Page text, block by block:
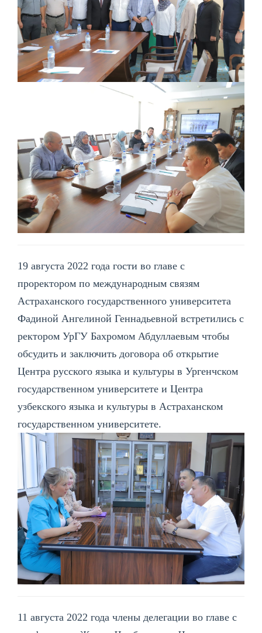
19 августа 2022 года гости во главе с
проректором по международным связям
Астраханского государственного университета
Фадиной Ангелиной Геннадьевной встретились с
ректором УрГУ Бахромом Абдуллаевым чтобы
обсудить и заключить договора об открытие
Центра русского языка и культуры в Ургенчском
государственном университете и Центра
узбекского языка и культуры в Астраханском
государственном университете.
11 августа 2022 года члены делегации во главе с